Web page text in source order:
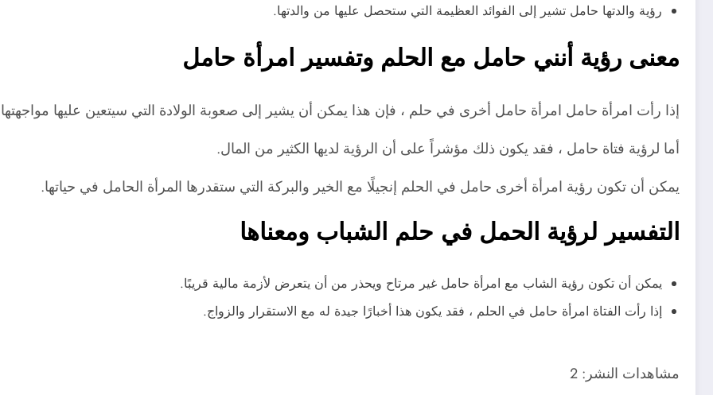
رؤية والدتها حامل تشير إلى الفوائد العظيمة التي ستحصل عليها من والدتها.
معنى رؤية أنني حامل مع الحلم وتفسير امرأة حامل
إذا رأت امرأة حامل امرأة حامل أخرى في حلم ، فإن هذا يمكن أن يشير إلى صعوبة الولادة التي سيتعين عليها
أما لرؤية فتاة حامل ، فقد يكون ذلك مؤشراً على أن الرؤية لديها الكثير من المال.
يمكن أن تكون رؤية امرأة أخرى حامل في الحلم إنجيلًا مع الخير والبركة التي ستقدرها المرأة الحامل في حياتها.
التفسير لرؤية الحمل في حلم الشباب ومعناها
يمكن أن تكون رؤية الشاب مع امرأة حامل غير مرتاح ويحذر من أن يتعرض لأزمة مالية قريبًا.
إذا رأت الفتاة امرأة حامل في الحلم ، فقد يكون هذا أخبارًا جيدة له مع الاستقرار والزواج.
مشاهدات النشر: 2